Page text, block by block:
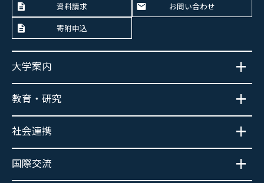
資料請求
お問い合わせ
寄附申込
大学案内
教育・研究
社会連携
国際交流